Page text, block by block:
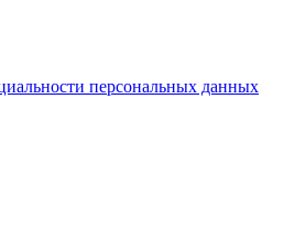
персональных данных